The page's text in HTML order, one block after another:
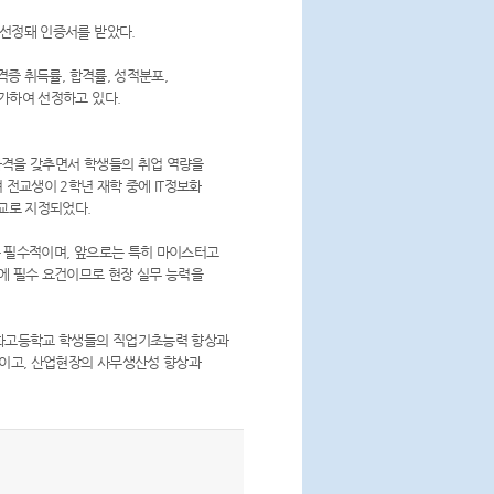
정돼 인증서를 받았다.
증 취득률, 합격률, 성적분포,
하여 선정하고 있다.
을 갖추면서 학생들의 취업 역량을
교생이 2학년 재학 중에 IT정보화
로 지정되었다.
수적이며, 앞으로는 특히 마이스터고
필수 요건이므로 현장 실무 능력을
등학교 학생들의 직업기초능력 향상과
고, 산업현장의 사무생산성 향상과